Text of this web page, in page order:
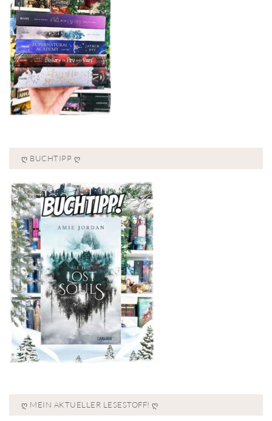
Ღ BUCHTIPP Ღ
Ღ MEIN AKTUELLER LESESTOFF! Ღ